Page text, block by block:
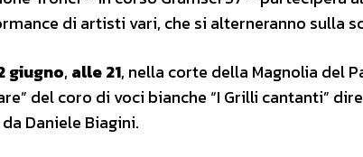
di artisti vari, che si alterneranno sulla
giugno, alle 21, nella corte della Magnolia del
del coro di voci bianche “I Grilli cantanti”
Daniele Biagini.